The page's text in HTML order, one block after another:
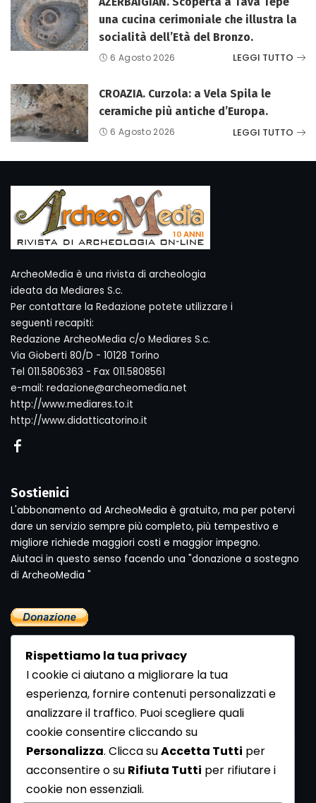
una cucina cerimoniale che illustra la
socialità dell’Età del Bronzo.
6 Agosto 2026 LEGGI TUTTO
CROAZIA. Curzola: a Vela Spila le
ceramiche più antiche d’Europa.
6 Agosto 2026 LEGGI TUTTO
ArcheoMedia è una rivista di archeologia
ideata da Mediares S.c.
Per contattare la Redazione potete utilizzare i
seguenti recapiti:
Redazione ArcheoMedia c/o Mediares S.c.
Via Gioberti 80/D - 10128 Torino
Tel 011.5806363 - Fax 011.5808561
e-mail: redazione@archeomedia.net
http://www.mediares.to.it
http://www.didatticatorino.it
Sostienici
L'abbonamento ad ArcheoMedia è gratuito, ma per potervi
dare un servizio sempre più completo, più tempestivo e
migliore richiede maggiori costi e maggior impegno.
Aiutaci in questo senso facendo una "donazione a sostegno
di ArcheoMedia "
Newsletter
Se vuoi ricevere la Rivista gratuita di archeologia realizzata
dalla Redazione di ArcheoMedia iscriviti alla nostra
Newsletter [Clicca Qui]
Rispettiamo la tua privacy
I cookie ci aiutano a migliorare la tua
esperienza, fornire contenuti personalizzati e
analizzare il traffico. Puoi scegliere quali
cookie consentire cliccando su
Personalizza. Clicca suAccetta Tutti per
acconsentire o su Rifiuta Tutti per rifiutare i
cookie non essenziali.